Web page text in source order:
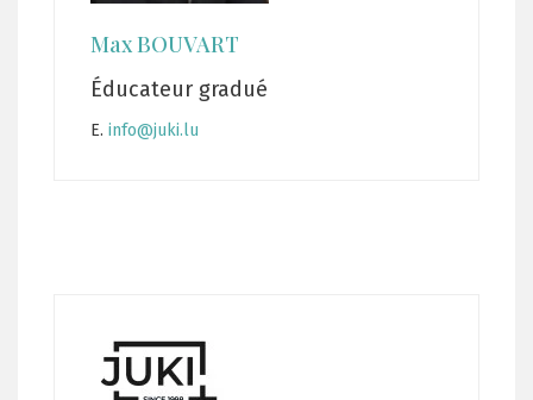
Max BOUVART
Éducateur gradué
E. info@juki.lu